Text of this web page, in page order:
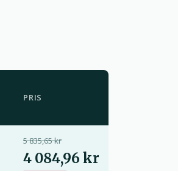
PRIS
5 835,65 kr
4 084,96 kr